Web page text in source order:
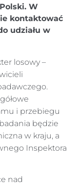
W
kontaktować
udziału w
losowy –
i przebiegu
będzie
w kraju, a
Inspektora
nad